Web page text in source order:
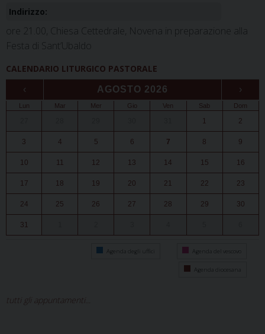
Indirizzo:
ore 21.00, Chiesa Cettedrale, Novena in preparazione alla
Festa di Sant’Ubaldo
CALENDARIO LITURGICO PASTORALE
‹ AGOSTO 2026 ›
Lun Mar Mer Gio Ven Sab Dom
1 2
3 4 5 6 7 8 9
10 11 12 13 14 15 16
17 18 19 20 21 22 23
24 25 26 27 28 29 30
31
Agenda degli uffici Agenda del vescovo
Agenda diocesana
tutti gli appuntamenti...